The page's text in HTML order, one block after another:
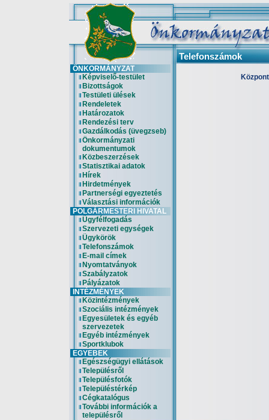
Telefonszámok
ÖNKORMÁNYZAT
Képviselő-testület
Bizottságok
Testületi ülések
Rendeletek
Határozatok
Rendezési terv
Gazdálkodás (üvegzseb)
Önkormányzati
dokumentumok
Közbeszerzések
Statisztikai adatok
Hírek
Hirdetmények
Partnerségi egyeztetés
Választási információk
POLGÁRMESTERI HIVATAL
Ügyfélfogadás
Szervezeti egységek
Ügykörök
Telefonszámok
E-mail címek
Nyomtatványok
Szabályzatok
Pályázatok
INTÉZMÉNYEK
Közintézmények
Szociális intézmények
Egyesületek és egyéb
szervezetek
Egyéb intézmények
Sportklubok
EGYEBEK
Egészségügyi ellátások
Településről
Településfotók
Településtérkép
Cégkatalógus
További információk a
településről